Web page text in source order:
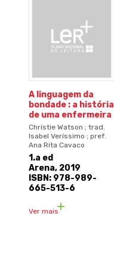
A linguagem da
bondade : a história
de uma enfermeira
Christie Watson ; trad.
Isabel Veríssimo ; pref.
Ana Rita Cavaco
1.a ed
Arena, 2019
ISBN: 978-989-
665-513-6
Ver mais